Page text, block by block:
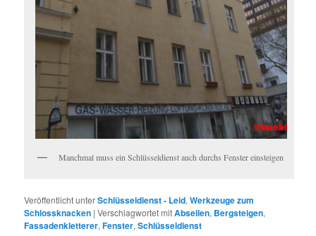
Manchmal muss ein Schlüsseldienst auch durchs Fenster einsteigen
Veröffentlicht unterSchlüsseldienst - Leid,Werkzeuge zum
Schlossknacken |Verschlagwortet mitAbseilen, Bergsteigen,
Fassadenkletterer,Fenster,Schlüsseldienst